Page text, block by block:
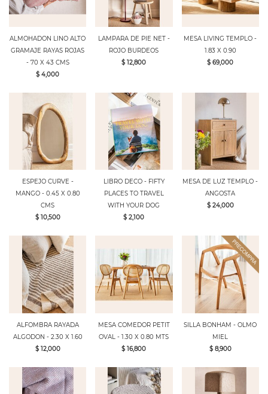
ALMOHADON LINO ALTO
GRAMAJE RAYAS ROJAS
- 70 X 43 CMS
$ 4,000
LAMPARA DE PIE NET -
ROJO BURDEOS
$ 12,800
MESA LIVING TEMPLO -
1.83 X 0.90
$ 69,000
ESPEJO CURVE -
MANGO - 0.45 X 0.80
CMS
$ 10,500
LIBRO DECO - FIFTY
PLACES TO TRAVEL
WITH YOUR DOG
$ 2,100
MESA DE LUZ TEMPLO -
ANGOSTA
$ 24,000
ALFOMBRA RAYADA
ALGODON - 2.30 X 1.60
$ 12,000
MESA COMEDOR PETIT
OVAL - 1.30 X 0.80 MTS
$ 16,800
SILLA BONHAM - OLMO
MIEL
$ 8,900